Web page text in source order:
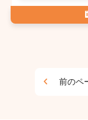
前のペ